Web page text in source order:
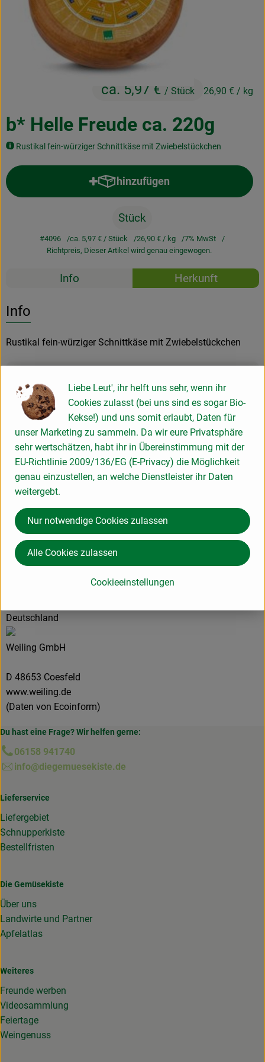
Kochen & Backen
Naturkost
Blog
b* Helle Freude ca. 220g
Rustikal fein-würziger Schnittkäse mit Zwiebelstückchen
ca. 5,97 € / Stück 26,90 € / kg
hinzufügen
Produkt zum Warenkorb
Stück
#4096 ca. 5,97 €/ Stück 26,90 €/ kg
7% MwSt
Richtpreis, Dieser Artikel wird genau eingewogen.
Rezepte
Info Herkunft
Info
Rustikal fein-würziger Schnittkäse mit Zwiebelstückchen
Verwendet oder empfohlen bei
Perfect Match: Zero S rot & Helle Freude
Herkunft
Hersteller: bioladen
Deutschland
Weiling GmbH
D 48653 Coesfeld
www.weiling.de
(Daten von Ecoinform)
Du hast eine Frage? Wir helfen gerne:
06158 941740
info@diegemuesekiste.de
Lieferservice
Liefergebiet
Schnupperkiste
Bestellfristen
Die Gemüsekiste
Über uns
Landwirte und Partner
Apfelatlas
Weiteres
Freunde werben
Videosammlung
Feiertage
Weingenuss
Liebe Leut', ihr helft uns sehr, wenn ihr
Cookies zulasst (bei uns sind es sogar Bio-
Kekse!) und uns somit erlaubt, Daten für
unser Marketing zu sammeln. Da wir eure Privatsphäre
sehr wertschätzen, habt ihr in Übereinstimmung mit der
EU-Richtlinie 2009/136/EG (E-Privacy) die Möglichkeit
genau einzustellen, an welche Dienstleister ihr Daten
weitergebt.
Cookieeinstellungen
Nur notwendige Cookies zulassen
Alle Cookies zulassen